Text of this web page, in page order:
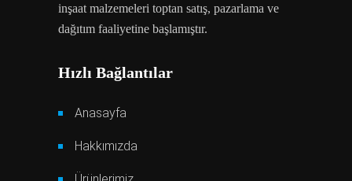
inşaat malzemeleri toptan satış, pazarlama ve
dağıtım faaliyetine başlamıştır.
Hızlı Bağlantılar
Anasayfa
Hakkımızda